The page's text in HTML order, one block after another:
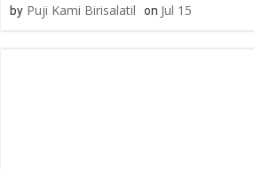
by Puji Kami Birisalatil on Jul 15